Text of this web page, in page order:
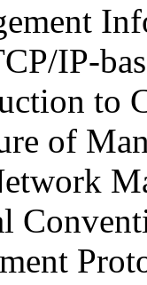
IP-
to
of